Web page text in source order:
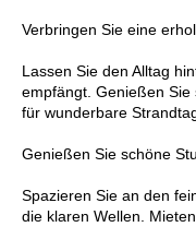
Verbringen Sie eine
Lassen Sie den Alltag
empfängt. Genießen Sie
für wunderbare
Genießen Sie schöne
Spazieren Sie an den
die klaren Wellen.